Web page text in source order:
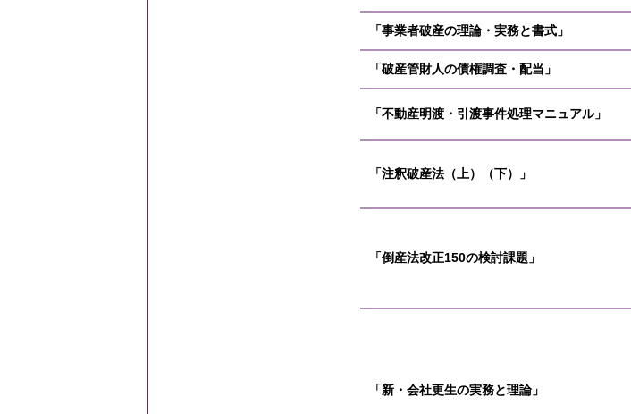
「事業者破産の理論・実務と書式」
「破産管財人の債権調査・配当」
「不動産明渡・引渡事件処理マニュアル」
「注釈破産法（上）（下）」
「倒産法改正150の検討課題」
「新・会社更生の実務と理論」